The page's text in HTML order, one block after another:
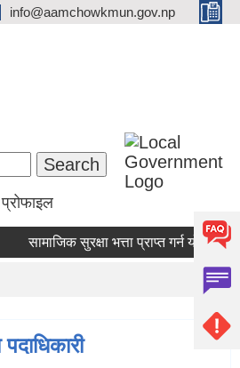
info@aamchowkmun.gov.np
सामाजिक सुरक्षा भत्ता प्राप्‍त गर्न योग्य